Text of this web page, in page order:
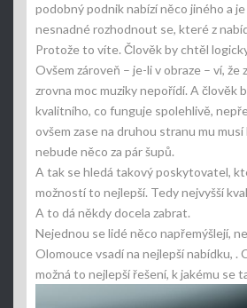
podobný podnik nabízí něco jiného a
nesnadné rozhodnout se, které z
Protože to víte. Člověk by chtěl
Ovšem zároveň – je-li v obraze – ví, že
zrovna moc muziky nepořídí. A člověk
kvalitního, co funguje spolehlivě,
ovšem zase na druhou stranu mu
nebude něco za pár šupů.
A tak se hledá takový poskytovatel,
možností to nejlepší. Tedy nejvyšší
A to dá někdy docela zabrat.
Nejednou se lidé něco napřemýšlejí,
Olomouce vsadí na nejlepší nabídku, .
možná to nejlepší řešení, k jakému se